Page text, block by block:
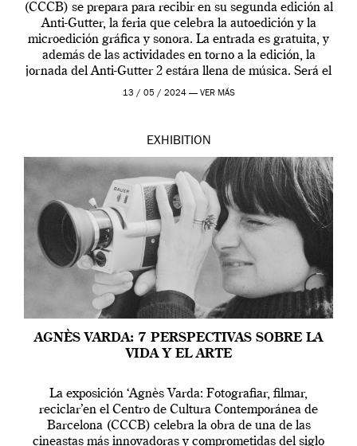
(CCCB) se prepara para recibir en su segunda edición al
Anti-Gutter, la feria que celebra la autoedición y la
microedición gráfica y sonora. La entrada es gratuita, y
además de las actividades en torno a la edición, la
jornada del Anti-Gutter 2 estára llena de música. Será el
[…]
13 / 05 / 2024 — VER MÁS
EXHIBITION
AGNÈS VARDA: 7 PERSPECTIVAS SOBRE LA
VIDA Y EL ARTE
La exposición ‘Agnès Varda: Fotografiar, filmar,
reciclar’en el Centro de Cultura Contemporánea de
Barcelona (CCCB) celebra la obra de una de las
cineastas más innovadoras y comprometidas del siglo